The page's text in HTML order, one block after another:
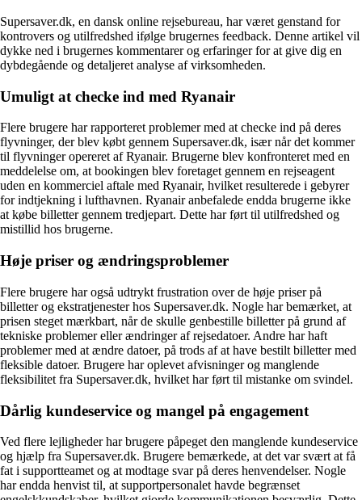
Supersaver.dk, en dansk online rejsebureau, har været genstand for
kontrovers og utilfredshed ifølge brugernes feedback. Denne artikel vil
dykke ned i brugernes kommentarer og erfaringer for at give dig en
dybdegående og detaljeret analyse af virksomheden.
Umuligt at checke ind med Ryanair
Flere brugere har rapporteret problemer med at checke ind på deres
flyvninger, der blev købt gennem Supersaver.dk, især når det kommer
til flyvninger opereret af Ryanair. Brugerne blev konfronteret med en
meddelelse om, at bookingen blev foretaget gennem en rejseagent
uden en kommerciel aftale med Ryanair, hvilket resulterede i gebyrer
for indtjekning i lufthavnen. Ryanair anbefalede endda brugerne ikke
at købe billetter gennem tredjepart. Dette har ført til utilfredshed og
mistillid hos brugerne.
Høje priser og ændringsproblemer
Flere brugere har også udtrykt frustration over de høje priser på
billetter og ekstratjenester hos Supersaver.dk. Nogle har bemærket, at
prisen steget mærkbart, når de skulle genbestille billetter på grund af
tekniske problemer eller ændringer af rejsedatoer. Andre har haft
problemer med at ændre datoer, på trods af at have bestilt billetter med
fleksible datoer. Brugere har oplevet afvisninger og manglende
fleksibilitet fra Supersaver.dk, hvilket har ført til mistanke om svindel.
Dårlig kundeservice og mangel på engagement
Ved flere lejligheder har brugere påpeget den manglende kundeservice
og hjælp fra Supersaver.dk. Brugere bemærkede, at det var svært at få
fat i supportteamet og at modtage svar på deres henvendelser. Nogle
har endda henvist til, at supportpersonalet havde begrænset